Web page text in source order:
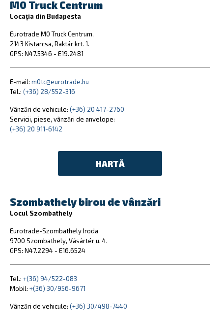
M0 Truck Centrum
Locația din Budapesta
Eurotrade M0 Truck Centrum,
2143 Kistarcsa, Raktár krt. 1.
GPS: N47.5346 - E19.2481
E-mail: m0tc@eurotrade.hu
Tel.: (+36) 28/552-316
Vânzări de vehicule: (+36) 20 417-2760
Servicii, piese, vânzări de anvelope:
(+36) 20 911-6142
HARTĂ
Szombathely birou de vânzări
Locul Szombathely
Eurotrade-Szombathely Iroda
9700 Szombathely, Vásártér u. 4.
GPS: N47.2294 - E16.6524
Tel.: +(36) 94/522-083
Mobil: +(36) 30/956-9671
Vânzări de vehicule: (+36) 30/498-7440